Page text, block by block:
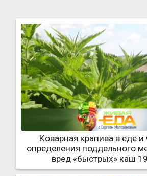
Коварная крапива в еде
определения поддельного
вред «быстрых» каш